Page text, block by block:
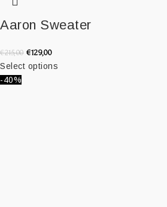
Aaron Sweater
€215,00 €129,00
Select options
-40%